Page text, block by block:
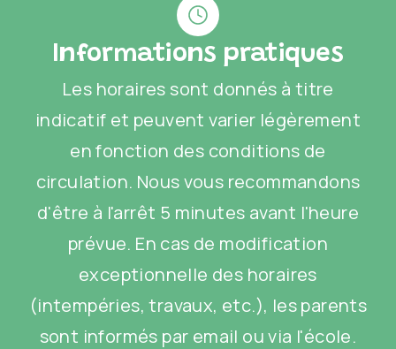
Informations pratiques
Les horaires sont donnés à titre
indicatif et peuvent varier légèrement
en fonction des conditions de
circulation. Nous vous recommandons
d'être à l'arrêt 5 minutes avant l'heure
prévue. En cas de modification
exceptionnelle des horaires
(intempéries, travaux, etc.), les parents
sont informés par email ou via l'école.